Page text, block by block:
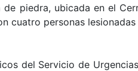
de piedra, ubicada en el
cuatro personas
del Servicio de